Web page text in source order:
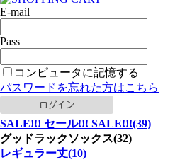
E-mail
Pass
コンピュータに記憶する
パスワードを忘れた方はこちら
SALE!!! セール!!! SALE!!!(39)
グッドラックソックス(32)
レギュラー丈(10)